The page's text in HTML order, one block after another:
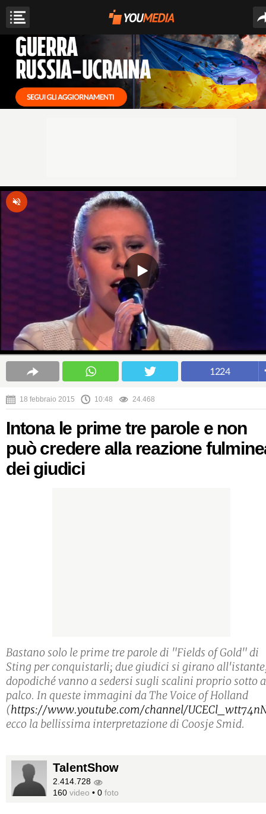
1224
18 febbraio 2015 10:48 24.468
Intona le prime tre parole e non
può credere alla reazione
dei giudici
Bastano solo le prime tre parole di "Fields of Gold" di
Sting per conquistarli; due giudici si girano
dopodiché vanno a sedersi sugli scalini proprio sotto
palco. In queste immagini da The Voice of Holland
(https://www.youtube.com/channel/
ecco la bellissima interpretazione di Coosje Smid.
TalentShow
2.414.728
160 video • 0 foto